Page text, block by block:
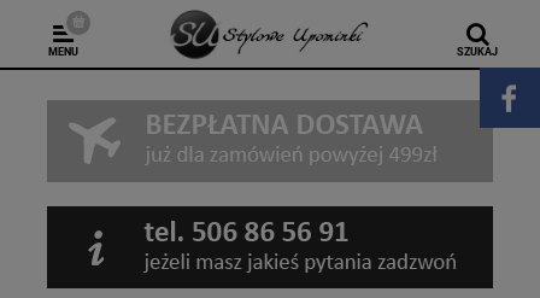
MENU SZUKAJ